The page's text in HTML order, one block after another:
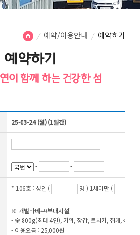
예약/이용안내 예약하기
예약하기
이 함께 하는 건강한 섬
25-03-24 (월) (1일간)
- -
* 106호 :성인 ( 명 ) 1세미만 (
※ 개별바베큐(부대시설)
- 숯 800g(최대 4인), 가위, 장갑, 토치카, 집게, 석쇠,
- 이용요금 : 25,000원